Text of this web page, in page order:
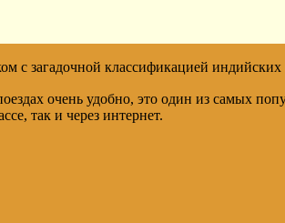
с загадочной классификацией индийских
очень удобно, это один из самых
так и через интернет.